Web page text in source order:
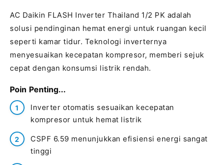
AC Daikin FLASH Inverter Thailand 1/2 PK adalah
solusi pendinginan hemat energi untuk ruangan kecil
seperti kamar tidur. Teknologi inverternya
menyesuaikan kecepatan kompresor, memberi sejuk
cepat dengan konsumsi listrik rendah.
Poin Penting...
Inverter otomatis sesuaikan kecepatan
kompresor untuk hemat listrik
CSPF 6.59 menunjukkan efisiensi energi sangat
tinggi